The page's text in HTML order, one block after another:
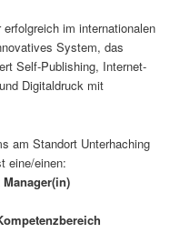
im internationalen
System, das
Self-Publishing, Internet-
Digitaldruck mit
am Standort Unterhaching
eine/einen: